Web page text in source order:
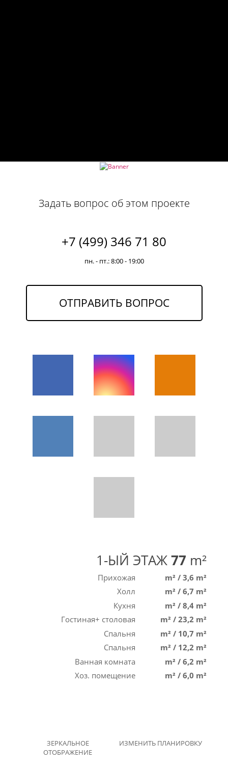
Задать вопрос об этом проекте
+7 (499) 346 71 80
пн. - пт.: 8:00 - 19:00
ОТПРАВИТЬ ВОПРОС
1-ЫЙ ЭТАЖ77 m²
Прихожая m² / 3,6 m²
Холл
m² / 6,7 m²
Кухня
m² / 8,4 m²
Гостиная+ столовая
m² / 23,2 m²
Спальня
m² / 10,7 m²
Спальня
m² / 12,2 m²
Ванная комната
m² / 6,2 m²
Хоз. помещение
m² / 6,0 m²
ЗЕРКАЛЬНОЕ
ОТОБРАЖЕНИЕ
ИЗМЕНИТЬ ПЛАНИРОВКУ